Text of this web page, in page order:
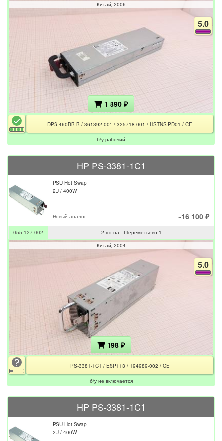
Китай 2006
5.0
1 890 ₽
DPS-460BB B / 361392-001 / 325718-001 / HSTNS-PD01 / CE
б/у рабочий
HP PS-3381-1C1
PSU Hot Swap
2U / 400W
Новый аналог ~16 100 ₽
055-127-002
2 шт на _Шереметьево-1
Китай 2004
5.0
198 ₽
PS-3381-1C1 / ESP113 / 194989-002 / CE
б/у не включается
HP PS-3381-1C1
PSU Hot Swap
2U / 400W